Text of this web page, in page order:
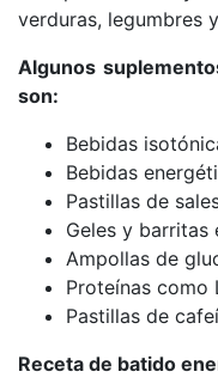
verduras, legumbres
Algunos
son:
Bebidas
Bebidas
Pastillas de
Geles y barritas
Ampollas de
Proteínas como
Pastillas de
Receta de batido